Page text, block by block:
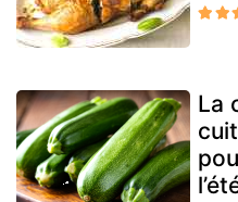
La